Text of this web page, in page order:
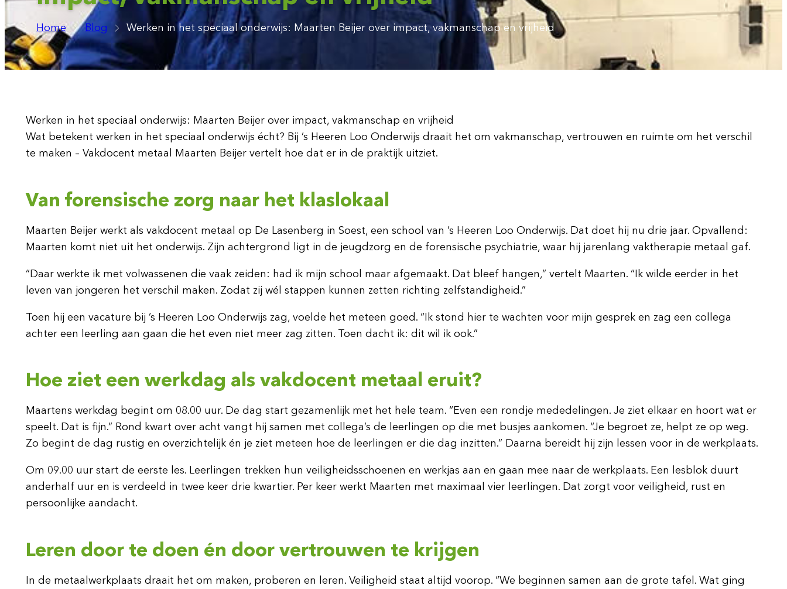
Home Blog Werken in het speciaal onderwijs: Maarten Beijer over impact, vakmanschap en vrijheid
Werken in het speciaal onderwijs: Maarten Beijer over impact, vakmanschap en vrijheid
Wat betekent werken in het speciaal onderwijs écht? Bij ’s Heeren Loo Onderwijs draait het om vakmanschap, vertrouwen en ruimte om het verschil
te maken – Vakdocent metaal Maarten Beijer vertelt hoe dat er in de praktijk uitziet.
Van forensische zorg naar het klaslokaal
Maarten Beijer werkt als vakdocent metaal op De Lasenberg in Soest, een school van ’s Heeren Loo Onderwijs. Dat doet hij nu drie jaar. Opvallend:
Maarten komt niet uit het onderwijs. Zijn achtergrond ligt in de jeugdzorg en de forensische psychiatrie, waar hij jarenlang vaktherapie metaal gaf.
“Daar werkte ik met volwassenen die vaak zeiden: had ik mijn school maar afgemaakt. Dat bleef hangen,” vertelt Maarten. “Ik wilde eerder in het
leven van jongeren het verschil maken. Zodat zij wél stappen kunnen zetten richting zelfstandigheid.”
Toen hij een vacature bij ’s Heeren Loo Onderwijs zag, voelde het meteen goed. “Ik stond hier te wachten voor mijn gesprek en zag een collega
achter een leerling aan gaan die het even niet meer zag zitten. Toen dacht ik: dit wil ik ook.”
Hoe ziet een werkdag als vakdocent metaal eruit?
Maartens werkdag begint om 08.00 uur. De dag start gezamenlijk met het hele team. “Even een rondje mededelingen. Je ziet elkaar en hoort wat er
speelt. Dat is fijn.” Rond kwart over acht vangt hij samen met collega’s de leerlingen op die met busjes aankomen. “Je begroet ze, helpt ze op weg.
Zo begint de dag rustig en overzichtelijk én je ziet meteen hoe de leerlingen er die dag inzitten.” Daarna bereidt hij zijn lessen voor in de werkplaats.
Om 09.00 uur start de eerste les. Leerlingen trekken hun veiligheidsschoenen en werkjas aan en gaan mee naar de werkplaats. Een lesblok duurt
anderhalf uur en is verdeeld in twee keer drie kwartier. Per keer werkt Maarten met maximaal vier leerlingen. Dat zorgt voor veiligheid, rust en
persoonlijke aandacht.
Leren door te doen én door vertrouwen te krijgen
In de metaalwerkplaats draait het om maken, proberen en leren. Veiligheid staat altijd voorop. “We beginnen samen aan de grote tafel. Wat ging